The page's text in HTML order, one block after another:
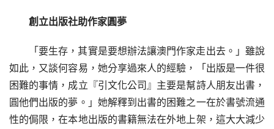
創立出版社助作家圓夢
「要生存，其實是要想辦法讓澳門作家走出去。」雖說
如此，又談何容易，她分享過來人的經驗，「出版是一件很
困難的事情，成立『引文化公司』主要是幫詩人朋友出書，
圓他們出版的夢。」她解釋到出書的困難之一在於書號流通
性的侷限，在本地出版的書籍無法在外地上架，這大大減少